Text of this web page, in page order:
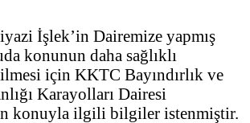
İşlek’in Dairemize yapmış
konunun daha sağlıklı
için KKTC Bayındırlık ve
Karayolları Dairesi
konuyla ilgili bilgiler istenmiştir.